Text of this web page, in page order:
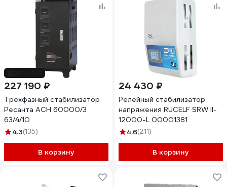
227 190 ₽
Трехфазный стабилизатор
Ресанта АСН 60000/3
63/4/10
4.3(135)
В корзину
24 430 ₽
Релейный стабилизатор
напряжения RUCELF SRW II-
12000-L 00001381
4.6(211)
В корзину